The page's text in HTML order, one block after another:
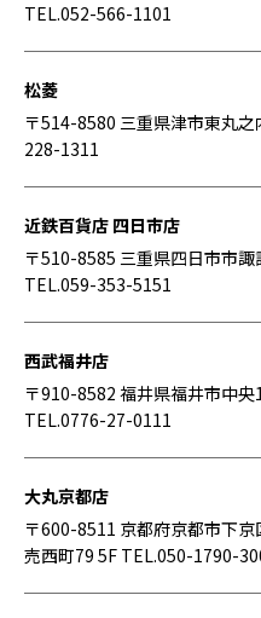
TEL.052-566-1101
松菱
〒514-8580 三重県津市東丸
228-1311
近鉄百貨店 四日市店
〒510-8585 三重県四日市市
TEL.059-353-5151
西武福井店
〒910-8582 福井県福井市中
TEL.0776-27-0111
大丸京都店
〒600-8511 京都府京都市下
売西町79 5F TEL.050-1790-